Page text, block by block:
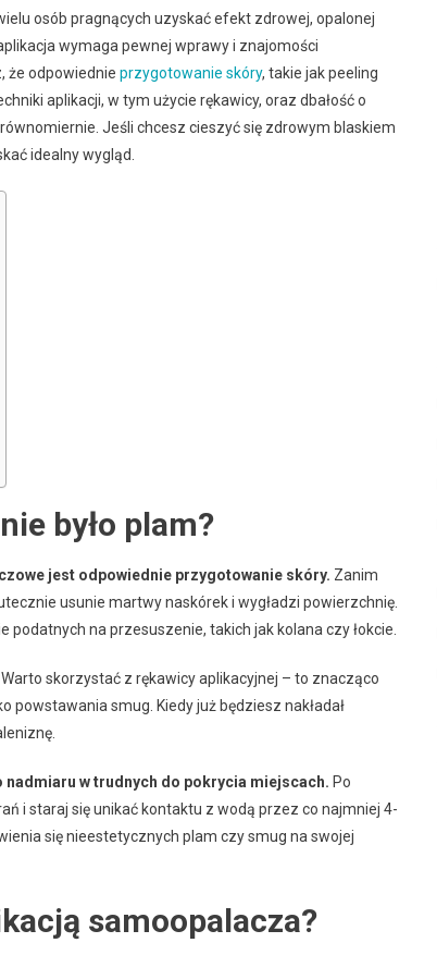
osób pragnących uzyskać efekt zdrowej, opalonej
wymaga pewnej wprawy i znajomości
że odpowiednie przygotowanie skóry, takie jak peeling
aplikacji, w tym użycie rękawicy, oraz dbałość o
Jeśli chcesz cieszyć się zdrowym blaskiem
idealny wygląd.
było plam?
jest odpowiednie przygotowanie skóry. Zanim
usunie martwy naskórek i wygładzi powierzchnię.
na przesuszenie, takich jak kolana czy łokcie.
Warto skorzystać z rękawicy aplikacyjnej – to znacząco
smug. Kiedy już będziesz nakładał
w trudnych do pokrycia miejscach. Po
i staraj się unikać kontaktu z wodą przez co najmniej 4-
się nieestetycznych plam czy smug na swojej
samoopalacza?